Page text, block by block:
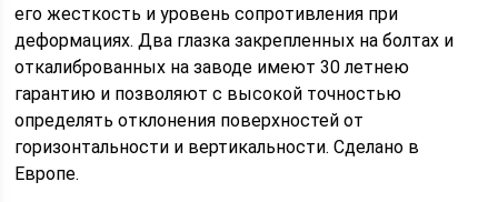
его жесткость и уровень сопротивления при
деформациях. Два глазка закрепленных на болтах и
откалиброванных на заводе имеют 30 летнею
гарантию и позволяют с высокой точностью
определять отклонения поверхностей от
горизонтальности и вертикальности. Сделано в
Европе.